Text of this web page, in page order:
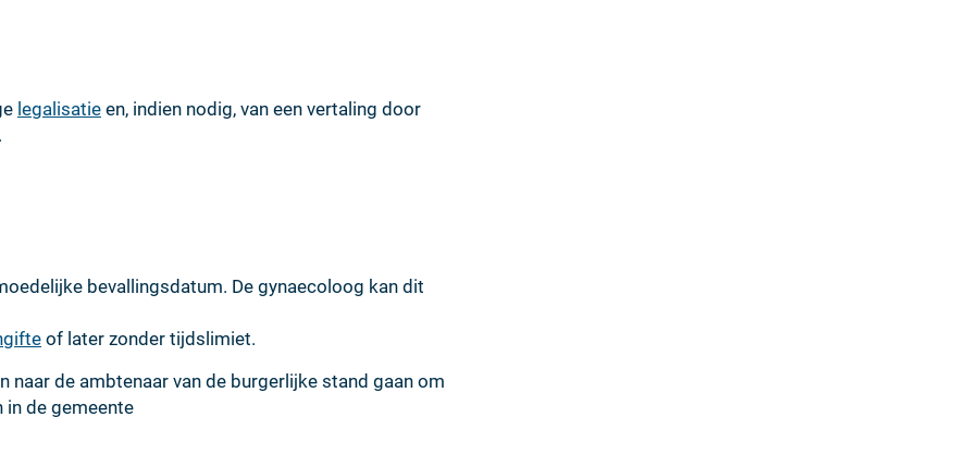
legalisatie en, indien nodig, van een vertaling door
bevallingsdatum. De gynaecoloog kan dit
of later zonder tijdslimiet.
naar de ambtenaar van de burgerlijke stand gaan om
in de gemeente